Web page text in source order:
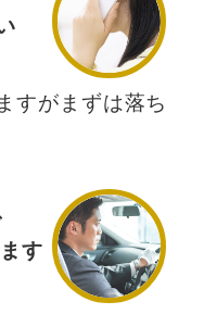
すがまずは落ち
す